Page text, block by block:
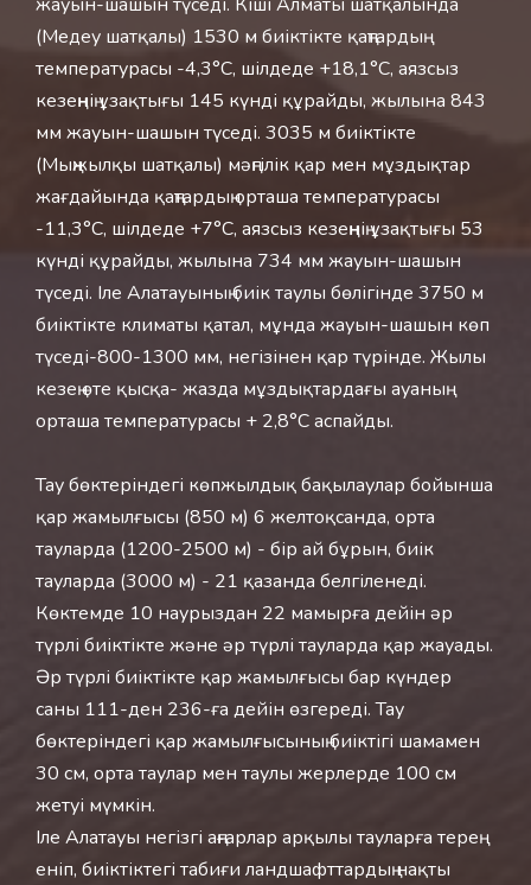
(Медеу шатқалы) 1530 м биіктікте қаңтардың
температурасы -4,3°С, шілдеде +18,1°С, аязсыз
кезеңнің ұзақтығы 145 күнді құрайды, жылына 843
мм жауын-шашын түседі. 3035 м биіктікте
(Мыңжылқы шатқалы) мәңгілік қар мен мұздықтар
жағдайында қаңтардың орташа температурасы
-11,3°С, шілдеде +7°С, аязсыз кезеңнің ұзақтығы 53
күнді құрайды, жылына 734 мм жауын-шашын
түседі. Іле Алатауының биік таулы бөлігінде 3750 м
биіктікте климаты қатал, мұнда жауын-шашын көп
түседі-800-1300 мм, негізінен қар түрінде. Жылы
кезең өте қысқа- жазда мұздықтардағы ауаның
орташа температурасы + 2,8°С аспайды.
Тау бөктеріндегі көпжылдық бақылаулар бойынша
қар жамылғысы (850 м) 6 желтоқсанда, орта
тауларда (1200-2500 м) - бір ай бұрын, биік
тауларда (3000 м) - 21 қазанда белгіленеді.
Көктемде 10 наурыздан 22 мамырға дейін әр
түрлі биіктікте және әр түрлі тауларда қар жауады.
Әр түрлі биіктікте қар жамылғысы бар күндер
саны 111-ден 236-ға дейін өзгереді. Тау
бөктеріндегі қар жамылғысының биіктігі шамамен
30 см, орта таулар мен таулы жерлерде 100 см
жетуі мүмкін.
Іле Алатауы негізгі аңғарлар арқылы тауларға терең
еніп, биіктіктегі табиғи ландшафттардың нақты